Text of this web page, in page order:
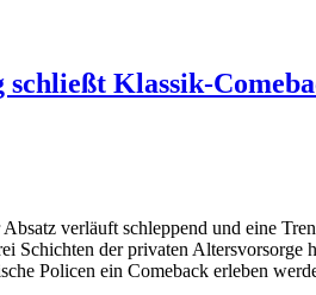
Klassik-
verläuft schleppend und eine
Schichten der privaten
Policen ein Comeback erleben